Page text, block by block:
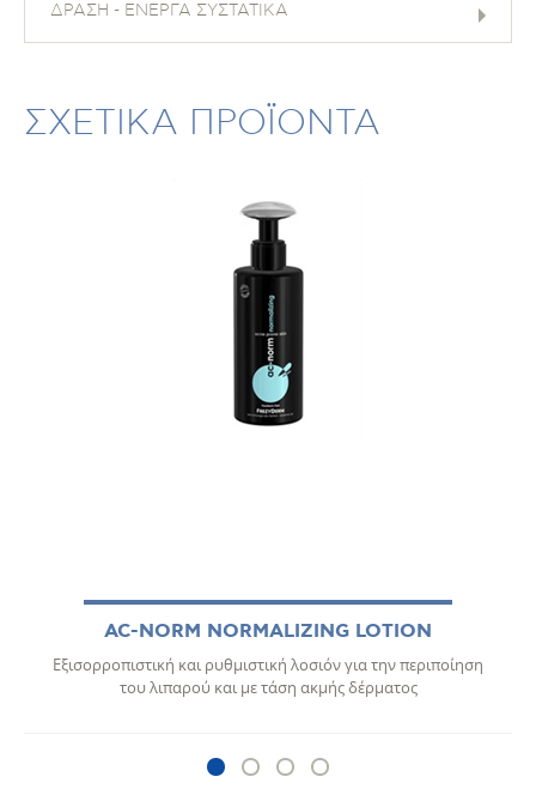
ΔΡΑΣΗ - ΕΝΕΡΓΑ ΣΥΣΤΑΤΙΚΑ
ΣΧΕΤΙΚΑ ΠΡΟΪΟΝΤΑ
AC-NORM NORMALIZING LOTION
Εξισορροπιστική και ρυθμιστική λοσιόν για την περιποίηση
του λιπαρού και με τάση ακμής δέρματος